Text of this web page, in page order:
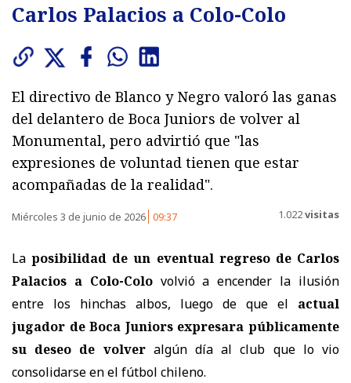
Carlos Palacios a Colo-Colo
El directivo de Blanco y Negro valoró las ganas
del delantero de Boca Juniors de volver al
Monumental, pero advirtió que "las
expresiones de voluntad tienen que estar
acompañadas de la realidad".
Miércoles 3 de junio de 2026 09:37 1.022visitas
La posibilidad de un eventual regreso de Carlos
Palacios a Colo-Colovolvió a encender la ilusión
entre los hinchas albos, luego de que el actual
jugador de Boca Juniors expresara públicamente
su deseo de volveralgún día al club que lo vio
consolidarse en el fútbol chileno.